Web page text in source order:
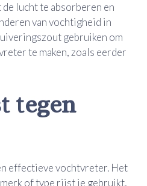
lucht te absorberen en
van vochtigheid in
gebruiken om
te maken, zoals eerder
tegen
effectieve vochtvreter. Het
of type rijst je gebruikt,